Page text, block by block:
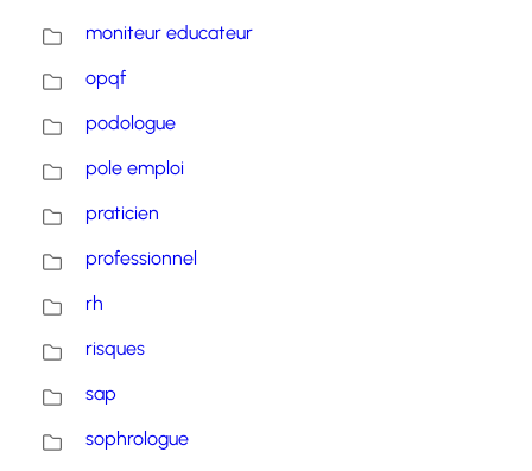
moniteur educateur
opqf
podologue
pole emploi
praticien
professionnel
rh
risques
sap
sophrologue